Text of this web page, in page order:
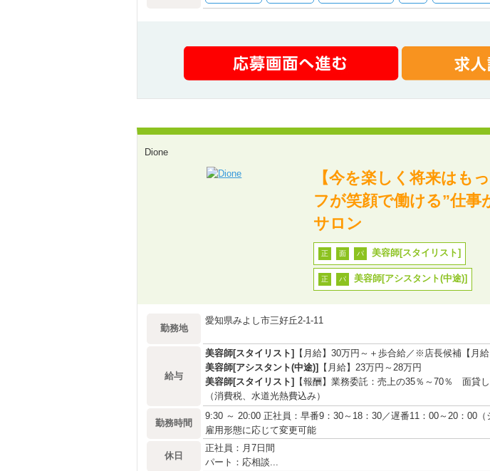
Dione
【今を楽しく将来はも
フが笑顔で働ける”仕事
サロン
正 面 パ 美容師[スタイリスト]
正 パ 美容師[アシスタント(中途)]
勤務地
愛知県みよし市三好丘2-1-11
給与
美容師[スタイリスト]
【月給】30万円～＋歩合給／※店長候補【月
美容師[アシスタント(中途)]
【月給】23万円～28万円
美容師[スタイリスト]
【報酬】業務委託：売上の35％～70％ 面貸
（消費税、水道光熱費込み）
勤務時間
9:30 ～ 20:00 正社員：早番9：30～18：30／遅番11：00～20：00（
雇用形態に応じて変更可能
休日
正社員：月7日間
パート：応相談...